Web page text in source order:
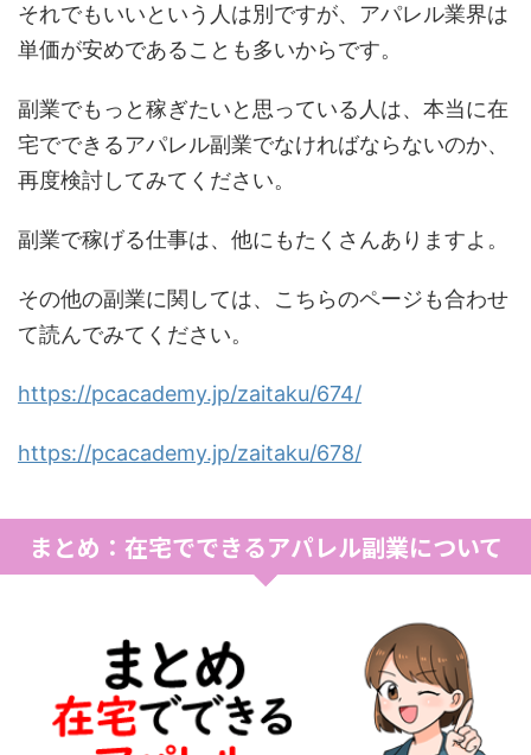
それでもいいという人は別ですが、アパレル業界は
単価が安めであることも多いからです。
副業でもっと稼ぎたいと思っている人は、本当に在
宅でできるアパレル副業でなければならないのか、
再度検討してみてください。
副業で稼げる仕事は、他にもたくさんありますよ。
その他の副業に関しては、こちらのページも合わせ
て読んでみてください。
https://pcacademy.jp/zaitaku/674/
https://pcacademy.jp/zaitaku/678/
まとめ：在宅でできるアパレル副業について